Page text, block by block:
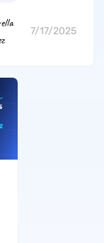
7/17/2025